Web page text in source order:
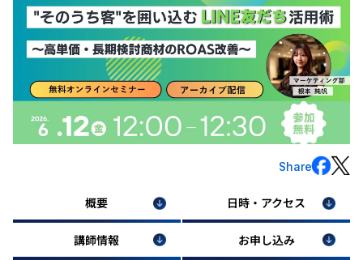
Share
概要 日時・アクセス
講師情報 お申し込み